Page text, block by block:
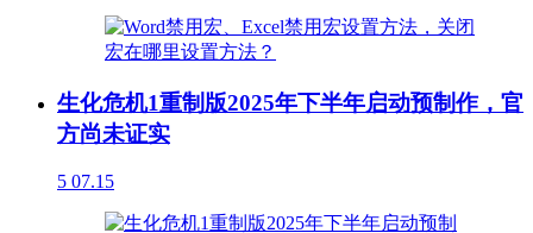
生化危机1重制版2025年下半年启动预制作，官
方尚未证实
5 07.15